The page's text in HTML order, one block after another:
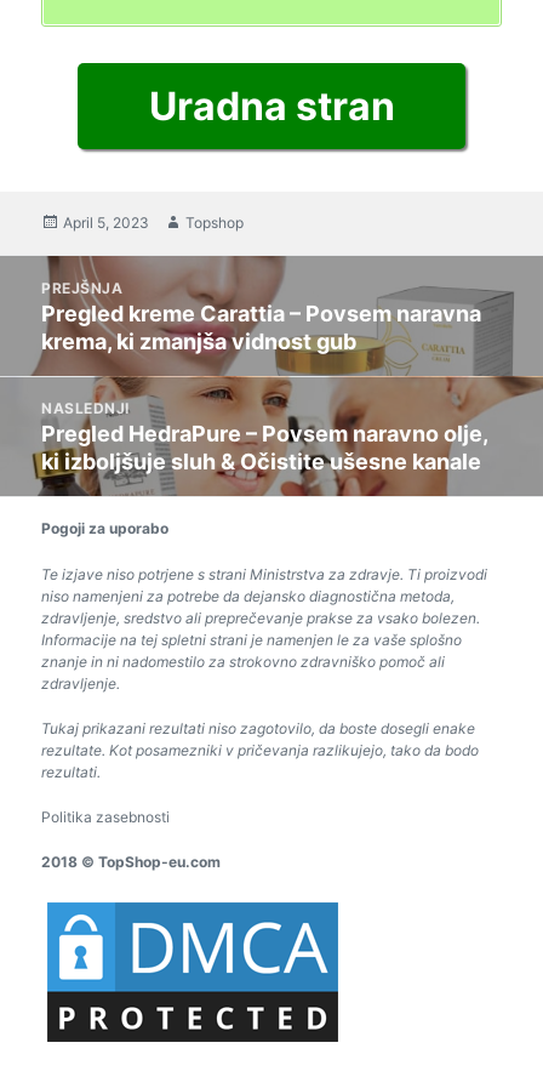
Uradna stran
Objavljeno
April 5, 2023 Avtor
Topshop
Odgovor
navigacija
PREJŠNJA
Prejšnja
objava:
Pregled kreme Carattia – Povsem naravna
krema, ki zmanjša vidnost gub
NASLEDNJI
Naslednja
objava:
Pregled HedraPure – Povsem naravno olje,
ki izboljšuje sluh & Očistite ušesne kanale
Pogoji za uporabo
Te izjave niso potrjene s strani Ministrstva za zdravje. Ti proizvodi
niso namenjeni za potrebe da dejansko diagnostična metoda,
zdravljenje, sredstvo ali preprečevanje prakse za vsako bolezen.
Informacije na tej spletni strani je namenjen le za vaše splošno
znanje in ni nadomestilo za strokovno zdravniško pomoč ali
zdravljenje.
Tukaj prikazani rezultati niso zagotovilo, da boste dosegli enake
rezultate. Kot posamezniki v pričevanja razlikujejo, tako da bodo
rezultati.
Politika zasebnosti
2018 © TopShop-eu.com